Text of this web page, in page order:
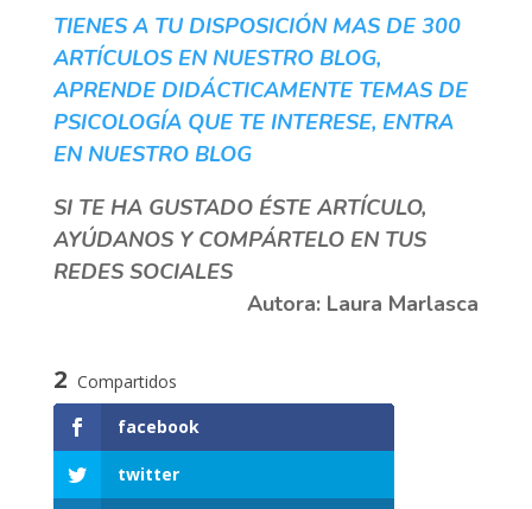
TIENES A TU DISPOSICIÓN MAS DE 300
ARTÍCULOS EN NUESTRO BLOG,
APRENDE DIDÁCTICAMENTE TEMAS DE
PSICOLOGÍA QUE TE INTERESE, ENTRA
EN NUESTRO BLOG
SI TE HA GUSTADO ÉSTE ARTÍCULO,
AYÚDANOS Y COMPÁRTELO EN TUS
REDES SOCIALES
Autora: Laura Marlasca
2 Compartidos
facebook
twitter